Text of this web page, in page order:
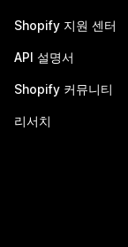
Shopify 지원 센터
API 설명서
Shopify 커뮤니티
리서치